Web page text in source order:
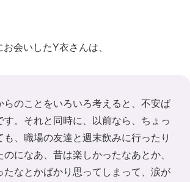
会いしたY衣さんは、
らのことをいろいろ考えると、不安ば
す。それと同時に、以前なら、ちょっ
も、職場の友達と週末飲みに行ったり
のになあ、昔は楽しかったなあとか、
たなとかばかり思ってしまって、涙が